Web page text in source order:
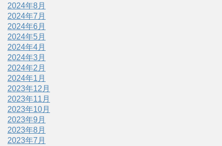
2024年8月
2024年7月
2024年6月
2024年5月
2024年4月
2024年3月
2024年2月
2024年1月
2023年12月
2023年11月
2023年10月
2023年9月
2023年8月
2023年7月